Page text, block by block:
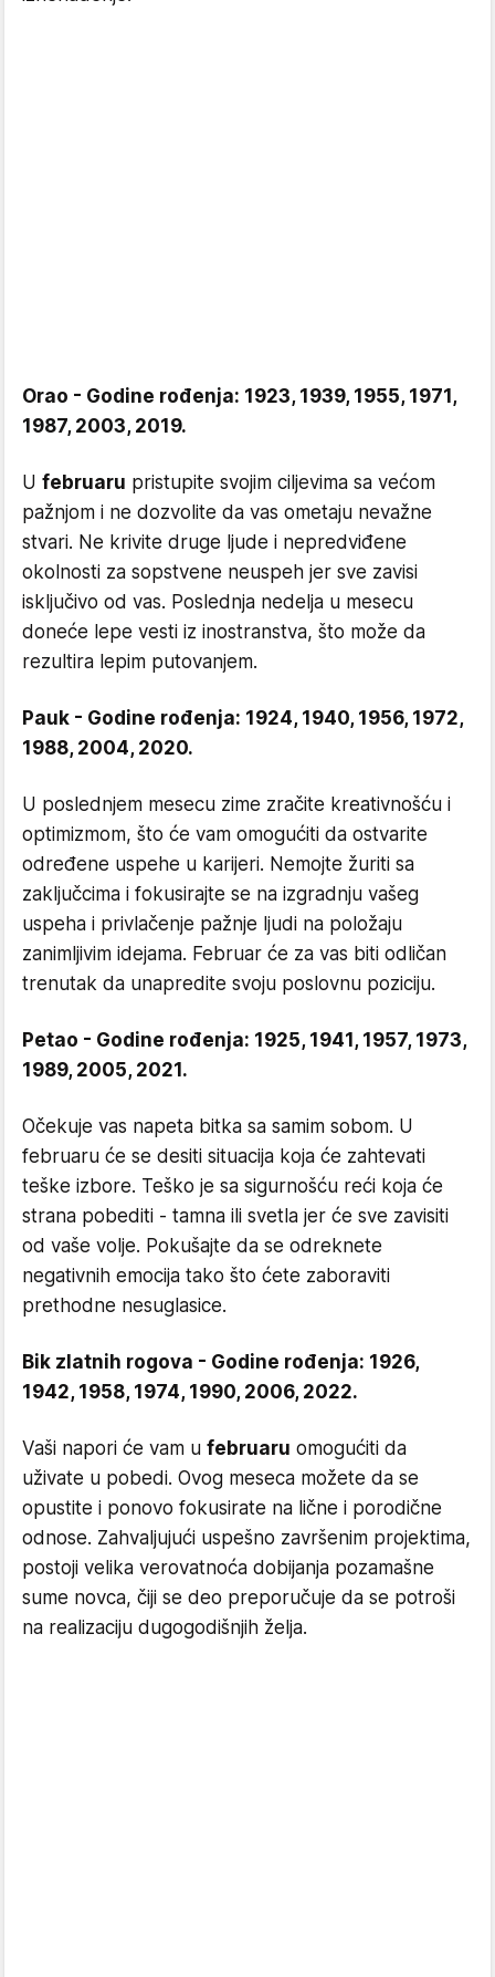
Orao - Godine rođenja: 1923, 1939, 1955, 1971,
1987, 2003, 2019.
U februaru pristupite svojim ciljevima sa većom
pažnjom i ne dozvolite da vas ometaju nevažne
stvari. Ne krivite druge ljude i nepredviđene
okolnosti za sopstvene neuspeh jer sve zavisi
isključivo od vas. Poslednja nedelja u mesecu
doneće lepe vesti iz inostranstva, što može da
rezultira lepim putovanjem.
Pauk - Godine rođenja: 1924, 1940, 1956, 1972,
1988, 2004, 2020.
U poslednjem mesecu zime zračite kreativnošću i
optimizmom, što će vam omogućiti da ostvarite
određene uspehe u karijeri. Nemojte žuriti sa
zaključcima i fokusirajte se na izgradnju vašeg
uspeha i privlačenje pažnje ljudi na položaju
zanimljivim idejama. Februar će za vas biti odličan
trenutak da unapredite svoju poslovnu poziciju.
Petao - Godine rođenja: 1925, 1941, 1957, 1973,
1989, 2005, 2021.
Očekuje vas napeta bitka sa samim sobom. U
februaru će se desiti situacija koja će zahtevati
teške izbore. Teško je sa sigurnošću reći koja će
strana pobediti - tamna ili svetla jer će sve zavisiti
od vaše volje. Pokušajte da se odreknete
negativnih emocija tako što ćete zaboraviti
prethodne nesuglasice.
Bik zlatnih rogova - Godine rođenja: 1926,
1942, 1958, 1974, 1990, 2006, 2022.
Vaši napori će vam u februaru omogućiti da
uživate u pobedi. Ovog meseca možete da se
opustite i ponovo fokusirate na lične i porodične
odnose. Zahvaljujući uspešno završenim projektima,
postoji velika verovatnoća dobijanja pozamašne
sume novca, čiji se deo preporučuje da se potroši
na realizaciju dugogodišnjih želja.